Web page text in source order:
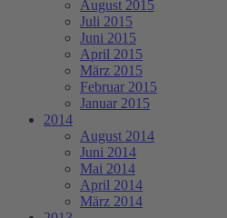
August 2015
Juli 2015
Juni 2015
April 2015
März 2015
Februar 2015
Januar 2015
2014
August 2014
Juni 2014
Mai 2014
April 2014
März 2014